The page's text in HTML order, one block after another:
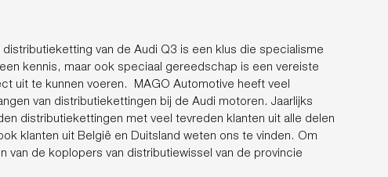
distributieketting van de Audi Q3 is een klus die specialisme
kennis, maar ook speciaal gereedschap is een vereiste
uit te kunnen voeren. MAGO Automotive heeft veel
van distributiekettingen bij de Audi motoren. Jaarlijks
distributiekettingen met veel tevreden klanten uit alle delen
klanten uit België en Duitsland weten ons te vinden. Om
van de koplopers van distributiewissel van de provincie